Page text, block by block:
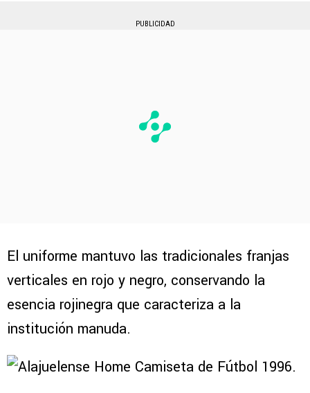
PUBLICIDAD
El uniforme mantuvo las tradicionales franjas
verticales en rojo y negro, conservando la
esencia rojinegra que caracteriza a la
institución manuda.